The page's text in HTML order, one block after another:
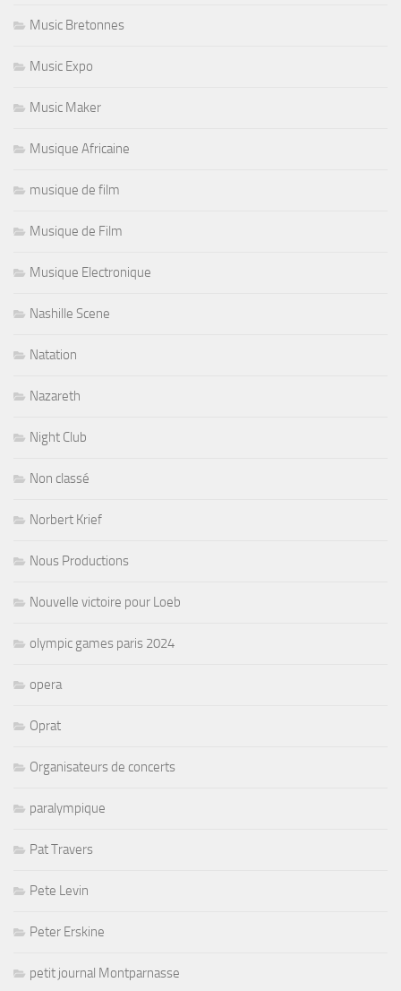
Music Bretonnes
Music Expo
Music Maker
Musique Africaine
musique de film
Musique de Film
Musique Electronique
Nashille Scene
Natation
Nazareth
Night Club
Non classé
Norbert Krief
Nous Productions
Nouvelle victoire pour Loeb
olympic games paris 2024
opera
Oprat
Organisateurs de concerts
paralympique
Pat Travers
Pete Levin
Peter Erskine
petit journal Montparnasse